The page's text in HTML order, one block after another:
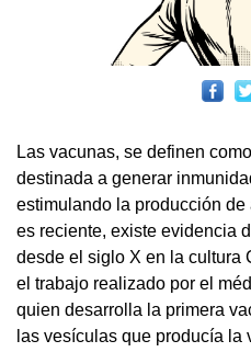
Las vacunas, se definen
destinada a generar
estimulando la producción de
es reciente, existe evidencia
desde el siglo X en la cultura
el trabajo realizado por el
quien desarrolla la primera
las vesículas que producía la